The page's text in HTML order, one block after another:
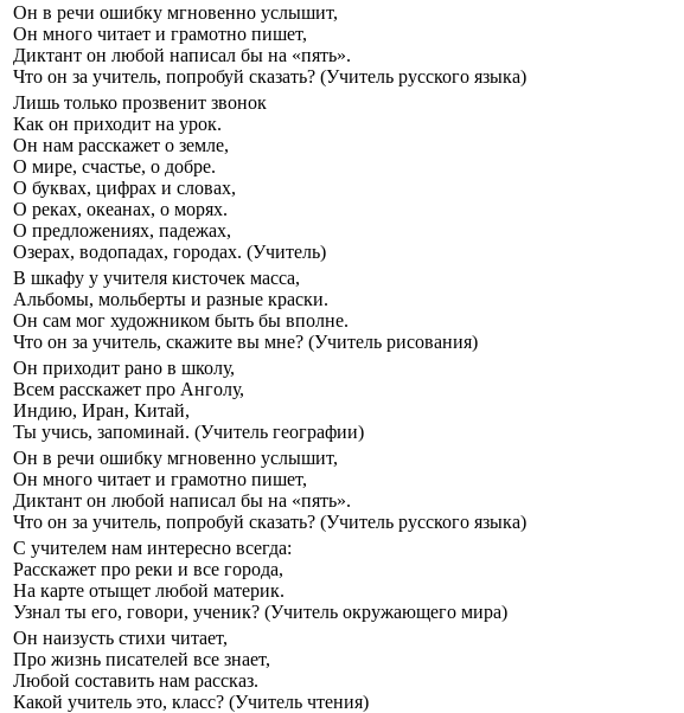
Он в речи ошибку мгновенно услышит,
Он много читает и грамотно пишет,
Диктант он любой написал бы на «пять».
Что он за учитель, попробуй сказать? (Учитель русского языка)
Лишь только прозвенит звонок
Как он приходит на урок.
Он нам расскажет о земле,
О мире, счастье, о добре.
О буквах, цифрах и словах,
О реках, океанах, о морях.
О предложениях, падежах,
Озерах, водопадах, городах. (Учитель)
В шкафу у учителя кисточек масса,
Альбомы, мольберты и разные краски.
Он сам мог художником быть бы вполне.
Что он за учитель, скажите вы мне? (Учитель рисования)
Он приходит рано в школу,
Всем расскажет про Анголу,
Индию, Иран, Китай,
Ты учись, запоминай. (Учитель географии)
Он в речи ошибку мгновенно услышит,
Он много читает и грамотно пишет,
Диктант он любой написал бы на «пять».
Что он за учитель, попробуй сказать? (Учитель русского языка)
С учителем нам интересно всегда:
Расскажет про реки и все города,
На карте отыщет любой материк.
Узнал ты его, говори, ученик? (Учитель окружающего мира)
Он наизусть стихи читает,
Про жизнь писателей все знает,
Любой составить нам рассказ.
Какой учитель это, класс? (Учитель чтения)